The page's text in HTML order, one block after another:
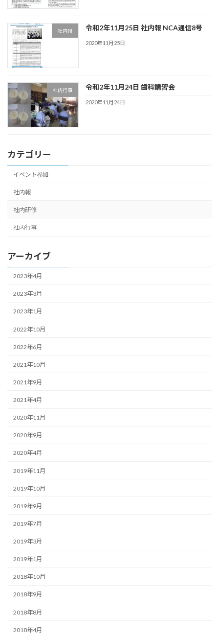
社内報 令和2年11月25日 社内報 NCA通信8号
2020年11月25日
社内行事 令和2年11月24日 歯科講習会
2020年11月24日
カテゴリー
イベント参加
社内報
社内研修
社内行事
アーカイブ
2023年4月
2023年3月
2023年1月
2022年10月
2022年6月
2021年10月
2021年9月
2021年4月
2020年11月
2020年9月
2020年4月
2019年11月
2019年10月
2019年9月
2019年7月
2019年3月
2019年1月
2018年10月
2018年9月
2018年8月
2018年4月